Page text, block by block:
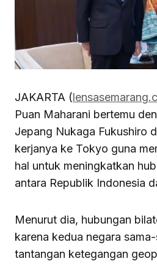
JAKARTA (
Puan Maharani bertemu
Jepang Nukaga Fukushiro
kerjanya ke Tokyo guna
hal untuk meningkatkan
antara Republik Indonesia
Menurut dia, hubungan
karena kedua negara
tantangan ketegangan